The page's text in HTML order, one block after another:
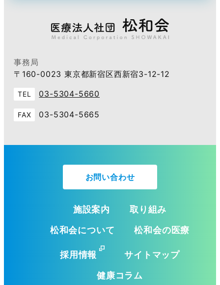
事務局
〒160-0023 東京都新宿区西新宿3-12-12
TEL 03-5304-5660
FAX 03-5304-5665
お問い合わせ
取り組み
施設案内
松和会の医療
松和会について
サイトマップ
採用情報
健康コラム